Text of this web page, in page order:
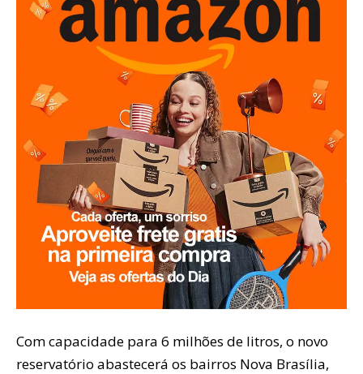
Com capacidade para 6 milhões de litros, o novo
reservatório abastecerá os bairros Nova Brasília,